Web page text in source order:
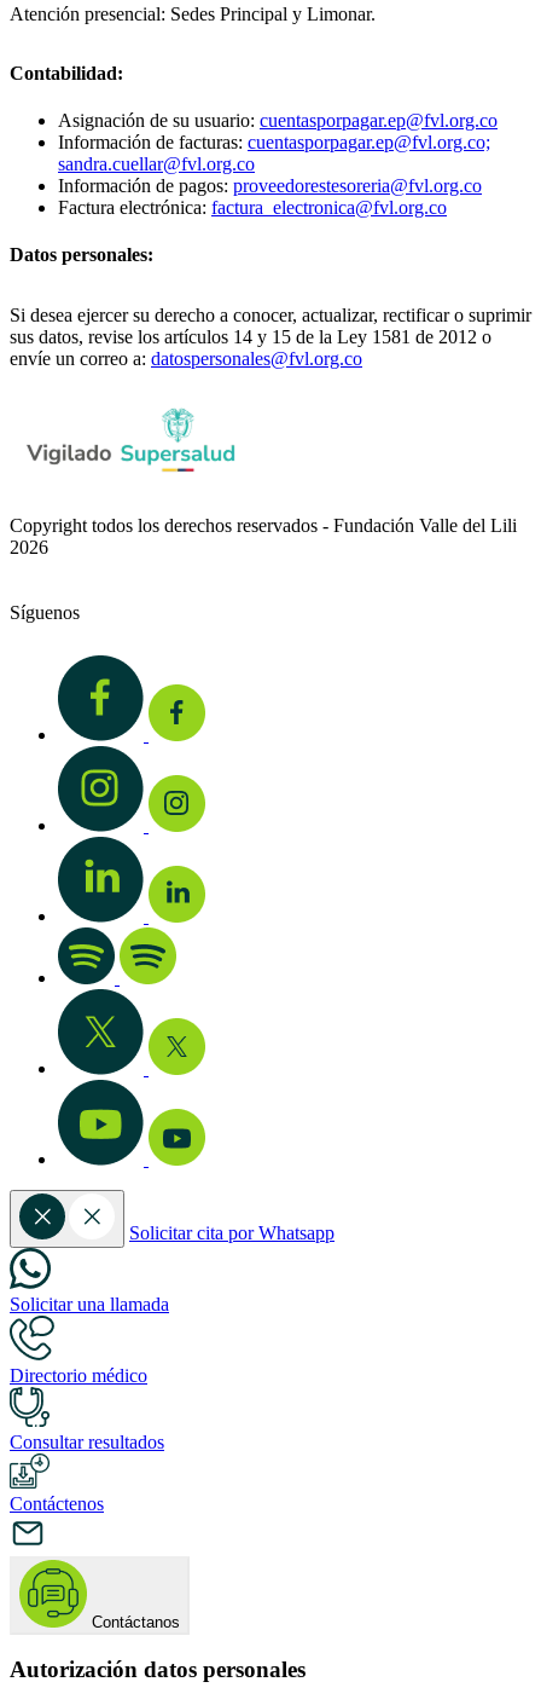
Atención presencial: Sedes Principal y Limonar.
Contabilidad:
Asignación de su usuario: cuentasporpagar.ep@fvl.org.co
Información de facturas: cuentasporpagar.ep@fvl.org.co;
sandra.cuellar@fvl.org.co
Información de pagos: proveedorestesoreria@fvl.org.co
Factura electrónica: factura_electronica@fvl.org.co
Datos personales:
Si desea ejercer su derecho a conocer, actualizar, rectificar o suprimir
sus datos, revise los artículos 14 y 15 de la Ley 1581 de 2012 o
envíe un correo a: datospersonales@fvl.org.co
Copyright todos los derechos reservados - Fundación Valle del Lili
2026
Síguenos
Solicitar cita por Whatsapp
Solicitar una llamada
Directorio médico
Consultar resultados
Contáctenos
Contáctanos
Autorización datos personales